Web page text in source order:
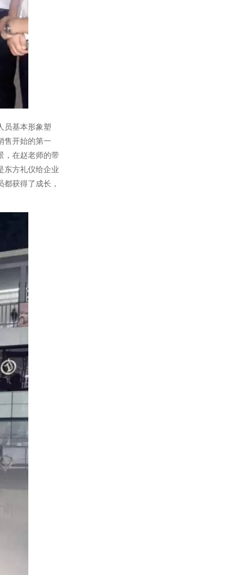
员基本形象塑
售开始的第一
，在赵老师的带
东方礼仪给企业
获得了成长，